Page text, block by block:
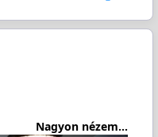
Nagyon nézem...